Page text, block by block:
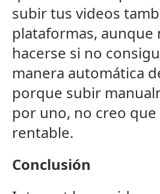
subir tus videos
plataformas, aunque
hacerse si no
manera automática
porque subir
por uno, no creo que
rentable.
Conclusión